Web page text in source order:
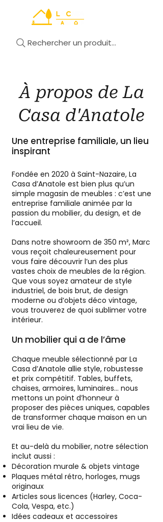
Rechercher un produit...
À propos de La
Casa d'Anatole
Une entreprise familiale, un lieu
inspirant
Fondée en 2020 à Saint-Nazaire, La
Casa d’Anatole est bien plus qu’un
simple magasin de meubles : c’est une
entreprise familiale animée par la
passion du mobilier, du design, et de
l’accueil.
Dans notre showroom de 350 m², Marc
vous reçoit chaleureusement pour
vous faire découvrir l’un des plus
vastes choix de meubles de la région.
Que vous soyez amateur de style
industriel, de bois brut, de design
moderne ou d’objets déco vintage,
vous trouverez de quoi sublimer votre
intérieur.
Un mobilier qui a de l’âme
Chaque meuble sélectionné par La
Casa d’Anatole allie style, robustesse
et prix compétitif. Tables, buffets,
chaises, armoires, luminaires… nous
mettons un point d’honneur à
proposer des pièces uniques, capables
de transformer chaque maison en un
vrai lieu de vie.
Et au-delà du mobilier, notre sélection
inclut aussi :
Décoration murale & objets vintage
Plaques métal rétro, horloges, mugs
originaux
Articles sous licences (Harley, Coca-
Cola, Vespa, etc.)
Idées cadeaux et accessoires